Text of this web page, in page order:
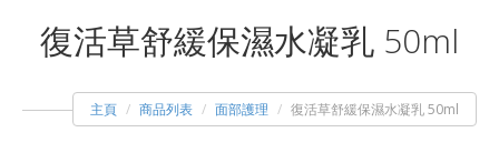
復活草舒緩保濕水凝乳 50ml
主頁 商品列表 面部護理 復活草舒緩保濕水凝乳 50ml